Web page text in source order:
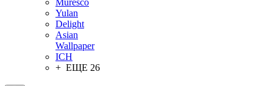
Muresco
Yulan
Delight
Asian
Wallpaper
ICH
+ ЕЩЕ 26